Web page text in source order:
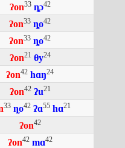
ʔon33 ȵɔ42
ʔon33 ȵo42
ʔon33 ȵo42
ʔon21 θy24
ʔon42 hɑŋ24
ʔon42 ʔu21
33 ȵo42 ʔɑ55 hɑ21
ʔon42
ʔon42 mɑ42